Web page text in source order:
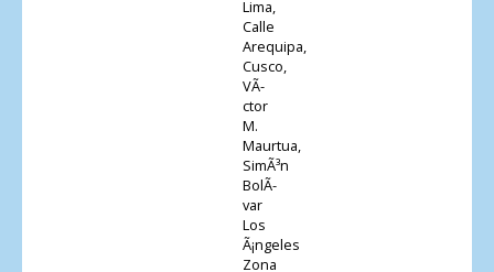
Lima,
Calle
Arequipa,
Cusco,
VÃ­
ctor
M.
Maurtua,
SimÃ³n
BolÃ­
var
Los
Ã¡ngeles
Zona